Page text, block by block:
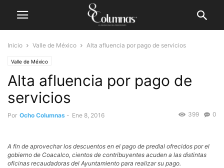
Inicio Valle de México Alta afluencia por pago de servicios
Valle de México
Alta afluencia por pago de
servicios
Por Ocho Columnas - Ene 8, 2016 0
399
A fin de aprovechar los descuentos en el pago de predial ofrecidos por el
gobierno de Coacalco, cientos de contribuyentes acuden a las distintas
oficinas recaudadoras del Ayuntamiento para realizar su pago.